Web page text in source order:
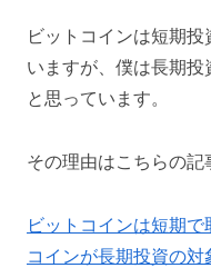
ビットコインは短期
いますが、僕は長期
と思っています。
その理由はこちらの記
ビットコインは短期
コインが長期投資の